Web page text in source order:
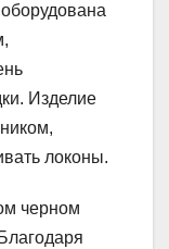
Изделие
локоны.
черном